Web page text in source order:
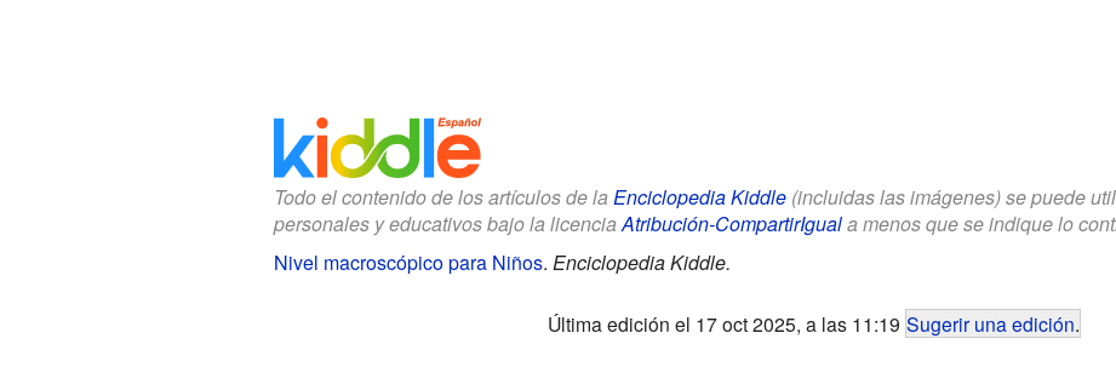
Todo el contenido de los artículos de la Enciclopedia Kiddle(incluidas las imágenes) se puede
personales y educativos bajo la licenciaAtribución-CompartirIguala menos que se indique lo
Nivel macroscópico para Niños. Enciclopedia Kiddle.
Última edición el 17 oct 2025, a las 11:19 Sugerir una edición.